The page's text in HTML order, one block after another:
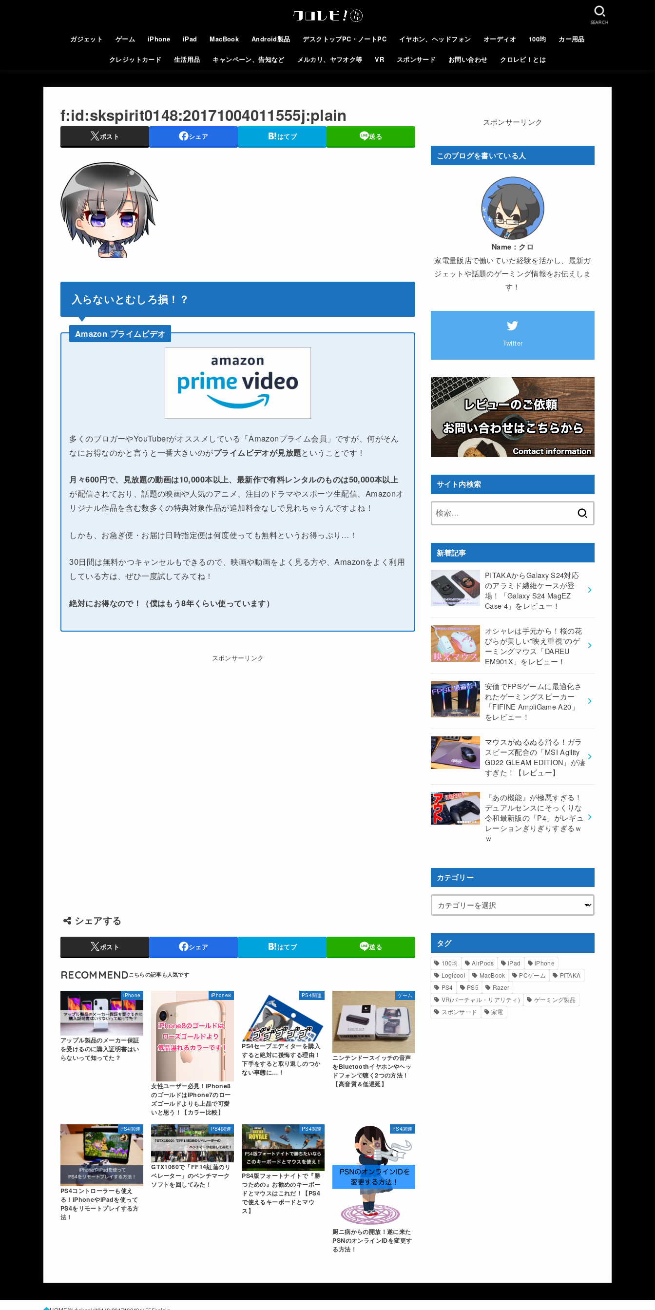
ガジェット ゲーム iPhone iPad MacBook Android製品 デスクトップPC・ノートPC イヤホン、ヘッドフォン オーディオ 100均 カー用品
クレジットカード 生活用品 キャンペーン、告知など メルカリ、ヤフオク等 VR スポンサード お問い合わせ クロレビ！とは
SEARCH
f:id:skspirit0148:20171004011555j:plain
ポスト シェア はてブ 送る
入らないとむしろ損！？
Amazon プライムビデオ
多くのブロガーやYouTuberがオススメしている「Amazonプライム会員」ですが、何がそん
なにお得なのかと言うと一番大きいのがプライムビデオが見放題ということです！
月々600円で、見放題の動画は10,000本以上、最新作で有料レンタルのものは50,000本以上
が配信されており、話題の映画や人気のアニメ、注目のドラマやスポーツ生配信、Amazonオ
リジナル作品を含む数多くの特典対象作品が追加料金なしで見れちゃうんですよね！
しかも、お急ぎ便・お届け日時指定便は何度使っても無料というお得っぷり…！
30日間は無料かつキャンセルもできるので、映画や動画をよく見る方や、Amazonをよく利用
している方は、ぜひ一度試してみてね！
絶対にお得なので！（僕はもう8年くらい使っています）
スポンサーリンク
シェアする
ポスト シェア はてブ 送る
RECOMMEND
iPhone
アップル製品のメーカー保証
を受けるのに購入証明書はい
らないって知ってた？
iPhone8
女性ユーザー必見！iPhone8
のゴールドはiPhone7のロー
ズゴールドよりも上品で可愛
いと思う！【カラー比較】
PS4関連
PS4セーブエディターを購入
すると絶対に後悔する理由！
下手をすると取り返しのつか
ない事態に…！
ゲーム
ニンテンドースイッチの音声
をBluetoothイヤホンやヘッ
ドフォンで聴く2つの方法！
【高音質＆低遅延】
PS4関連
PS4コントローラーも使え
る！iPhoneやiPadを使って
PS4をリモートプレイする方
法！
PS4関連
GTX1060で「FF14紅蓮のリ
ベレーター」のベンチマーク
ソフトを回してみた！
PS4関連
PS4版フォートナイトで『勝
つための』お勧めのキーボー
ドとマウスはこれだ！【PS4
で使えるキーボードとマウ
ス】
PS4関連
厨ニ病からの開放！遂に来た
PSNのオンラインIDを変更す
る方法！
スポンサーリンク
このブログを書いている人
Name： クロ
家電量販店で働いていた経験を活かし、最新ガ
ジェットや話題のゲーミング情報をお伝えしま
す！
Twitter
サイト内検索
新着記事
PITAKAからGalaxy S24対応
のアラミド繊維ケースが登
場！「Galaxy S24 MagEZ
Case 4」をレビュー！
オシャレは手元から！桜の花
びらが美しい”映え重視”のゲ
ーミングマウス「DAREU
EM901X」をレビュー！
安価でFPSゲームに最適化さ
れたゲーミングスピーカー
「FIFINE AmpliGame A20」
をレビュー！
マウスがぬるぬる滑る！ガラ
スビーズ配合の「MSI Agility
GD22 GLEAM EDITION」が凄
すぎた！【レビュー】
『あの機能』が極悪すぎる！
デュアルセンスにそっくりな
令和最新版の「P4」がレギュ
レーションぎりぎりすぎるｗ
ｗ
カテゴリー
タグ
100均 AirPods iPad
iPhone
Logicool
MacBook PCゲーム
PITAKA
PS4
PS5
Razer
VR(バーチャル・リアリティ)
ゲーミング製品
スポンサード
家電